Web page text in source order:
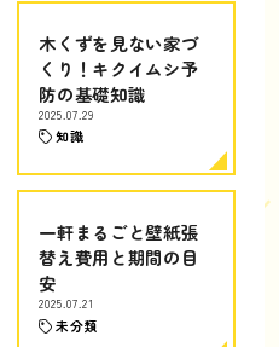
木くずを見ない家づ
くり！キクイムシ予
防の基礎知識
2025.07.29
知識
一軒まるごと壁紙張
替え費用と期間の目
安
2025.07.21
未分類